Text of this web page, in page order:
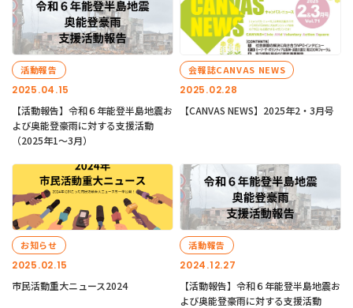
2025.04.15
活動報告
【活動報告】令和６年能登半島地震お
よび奥能登豪雨に対する支援活動
（2025年1〜3月）
2025.02.28
会報誌CANVAS NEWS
【CANVAS NEWS】2025年2・3月号
2025.02.15
お知らせ
市民活動重大ニュース2024
2024.12.27
活動報告
【活動報告】令和６年能登半島地震お
よび奥能登豪雨に対する支援活動